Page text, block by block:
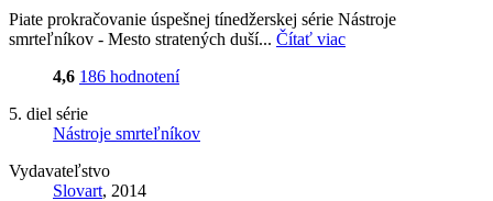
Piate prokračovanie úspešnej tínedžerskej série Nástroje
smrteľníkov - Mesto stratených duší... Čítať viac
4,6 186 hodnotení
5. diel série
Nástroje smrteľníkov
Vydavateľstvo
Slovart, 2014